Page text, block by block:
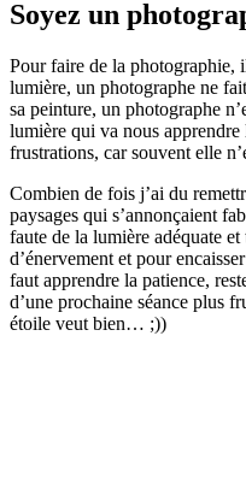
Soyez un
Pour faire de la photographie,
lumière, un photographe ne
sa peinture, un photographe
lumière qui va nous apprendre
frustrations, car souvent elle
Combien de fois j’ai du
paysages qui s’annonçaient
faute de la lumière adéquate
d’énervement et pour
faut apprendre la patience,
d’une prochaine séance plus
étoile veut bien… ;))